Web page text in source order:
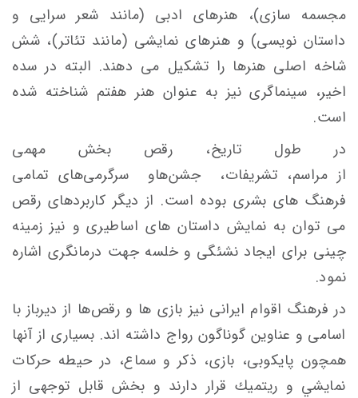
مجسمه سازی)، هنرهای ادبی (مانند شعر سرایی و
داستان نویسی) و هنرهای نمایشی (مانند تئاتر)، شش
شاخه اصلی هنرها را تشکیل می دهند. البته در سده
اخیر، سینماگری نیز به عنوان هنر هفتم شناخته شده
است.
در طول تاریخ، رقص بخش مهمی
از مراسم، تشریفات، جشن‌هاو سرگرمیهای تمامی
فرهنگ های بشری بوده ‌است. از دیگر کاربردهای رقص
می توان به نمایش داستان های اساطیری و نیز زمینه
چینی برای ایجاد نشئگی و خلسه جهت درمانگری اشاره
نمود.
در فرهنگ اقوام ايرانی نیز بازی ها و رقص‌ها از دیرباز با
اسامی و عناوین گوناگون رواج داشته اند. بسياری از آنها
همچون پايكوبی، بازی، ذكر و سماع، در حیطه حركات
نمايشي و ريتميك‌ قرار دارند و بخش قابل توجهی از